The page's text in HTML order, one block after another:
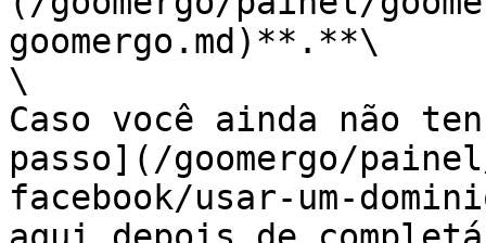
goomergo.md)**.**\
\
Caso você ainda não
passo](/goomergo/
facebook/usar-um-